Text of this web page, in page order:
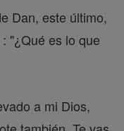
Dan, este último,
"¿Qué es lo que
a mi Dios,